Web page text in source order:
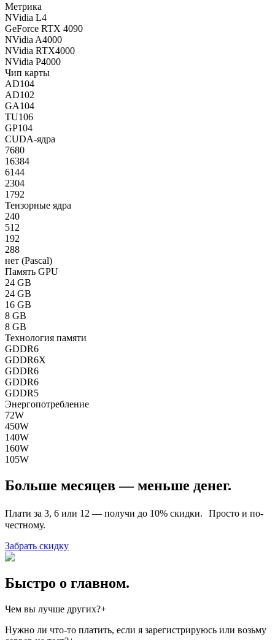
Метрика
NVidia L4
GeForce RTX 4090
NVidia A4000
NVidia RTX4000
NVidia P4000
Чип карты
AD104
AD102
GA104
TU106
GP104
CUDA-ядра
7680
16384
6144
2304
1792
Тензорные ядра
240
512
192
288
нет (Pascal)
Память GPU
24 GB
24 GB
16 GB
8 GB
8 GB
Технология памяти
GDDR6
GDDR6X
GDDR6
GDDR6
GDDR5
Энергопотребление
72W
450W
140W
160W
105W
Больше месяцев — меньше денег.
Плати за 3, 6 или 12 — получи до 10% скидки. Просто и по-
честному.
Забрать скидку
Быстро о главном.
Чем вы лучше других?+
У нас отличный набор опций, включённых в наши услуги.
Нужно ли что-то платить, если я зарегистрируюсь или возьму